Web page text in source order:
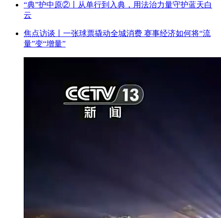
“典”护中原②‌丨从单行到入典，用法治力量守护蓝天白
云
焦点访谈丨一张球票撬动全城消费 赛事经济如何将“流
量”变“增量”